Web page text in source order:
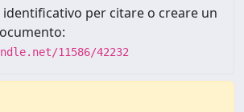
per citare o creare un
11586/42232